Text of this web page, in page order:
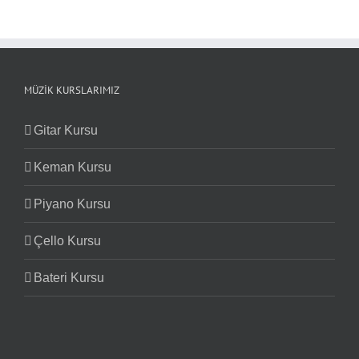
MÜZIK KURSLARIMIZ
Gitar Kursu
Keman Kursu
Piyano Kursu
Çello Kursu
Bateri Kursu